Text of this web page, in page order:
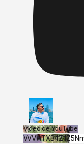
Vídeo de YouTube